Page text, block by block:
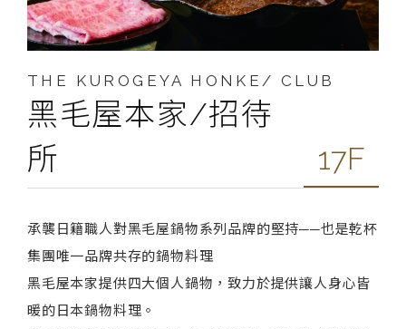
THE KUROGEYA HONKE/ CLUB
黑毛屋本家/招待
所
17F
承襲日籍職人對黑毛屋鍋物系列品牌的堅持──也是乾杯
集團唯一品牌共存的鍋物料理
黑毛屋本家提供四大個人鍋物，致力於提供讓人身心皆
暖的日本鍋物料理。